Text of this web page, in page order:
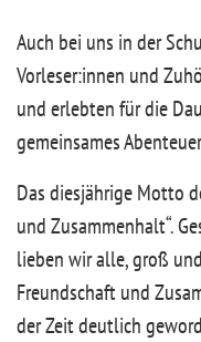
Auch bei uns in der
Vorleser:innen und
und erlebten für die
gemeinsames
Das diesjährige Motto
und Zusammenhalt“.
lieben wir alle, groß
Freundschaft und
der Zeit deutlich